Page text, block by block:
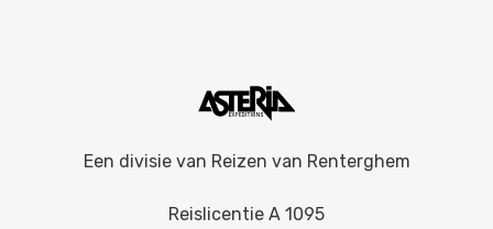
Een divisie van Reizen van Renterghem
Reislicentie A 1095